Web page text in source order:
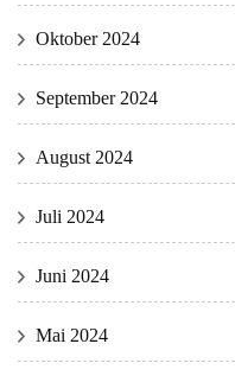
Oktober 2024
September 2024
August 2024
Juli 2024
Juni 2024
Mai 2024